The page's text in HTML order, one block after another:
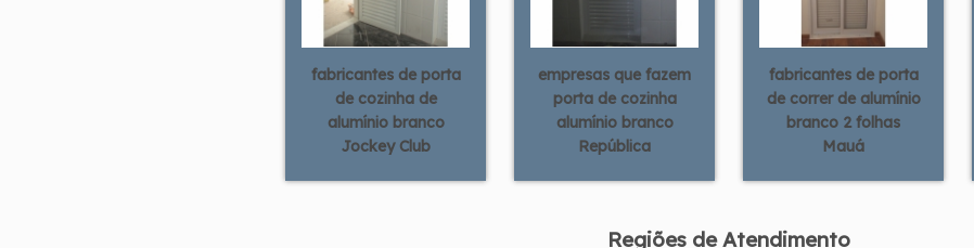
fabricantes de porta
de cozinha de
alumínio branco
Jockey Club
empresas que fazem
porta de cozinha
alumínio branco
República
fabricantes de porta
de correr de alumínio
branco 2 folhas
Mauá
Regiões de Atendimento